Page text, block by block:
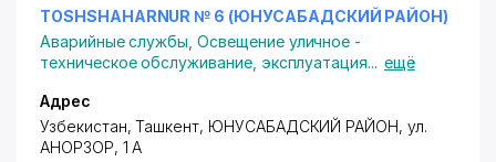
TOSHSHAHARNUR № 6 (ЮНУСАБАДСКИЙ РАЙОН)
Аварийные службы ,Освещение уличное -
техническое обслуживание, эксплуатация... ещё
Адрес
Узбекистан, Ташкент, ЮНУСАБАДСКИЙ РАЙОН, ул.
АНОРЗОР, 1 А